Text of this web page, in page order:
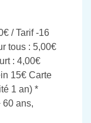
/ Tarif -16
tous : 5,00€
: 4,00€
15€ Carte
1 an) *
60 ans,